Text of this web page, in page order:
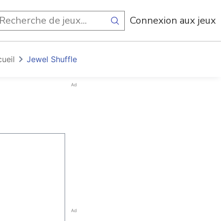
Connexion aux jeux
Jewel Shuffle
Ad
Ad